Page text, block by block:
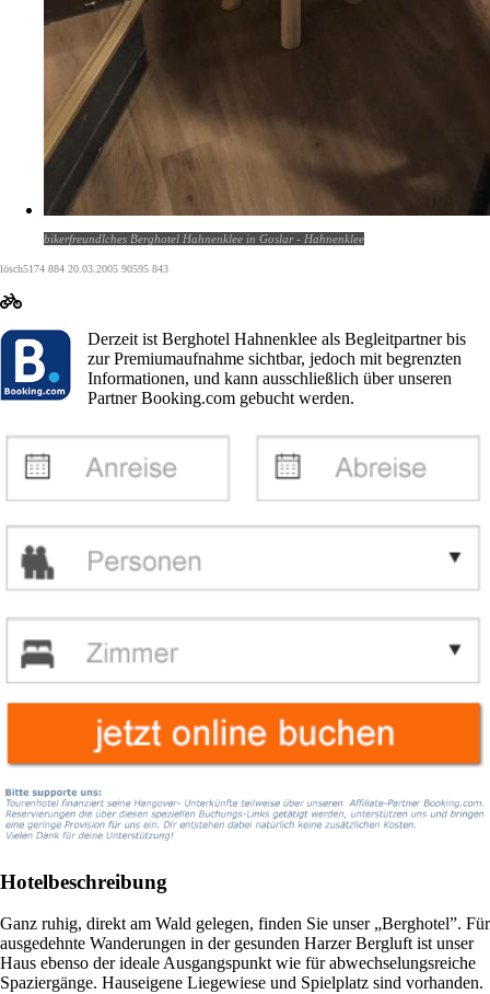
bikerfreundlches Berghotel Hahnenklee in Goslar - Hahnenklee
lösch5174 884 20.03.2005 90595 843
Derzeit ist Berghotel Hahnenklee als Begleitpartner bis
zur Premiumaufnahme sichtbar, jedoch mit begrenzten
Informationen, und kann ausschließlich über unseren
Partner Booking.com gebucht werden.
Hotelbeschreibung
Ganz ruhig, direkt am Wald gelegen, finden Sie unser „Berghotel”. Für
ausgedehnte Wanderungen in der gesunden Harzer Bergluft ist unser
Haus ebenso der ideale Ausgangspunkt wie für abwechselungsreiche
Spaziergänge. Hauseigene Liegewiese und Spielplatz sind vorhanden.